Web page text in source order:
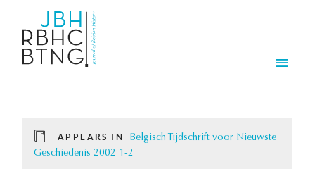
APPEARS IN
Belgisch Tijdschrift voor Nieuwste
Geschiedenis 2002 1-2